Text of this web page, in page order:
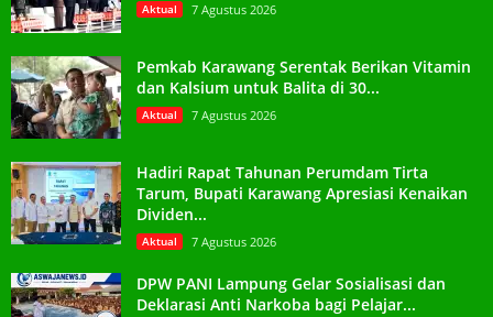
Aktual 7 Agustus 2026
Pemkab Karawang Serentak Berikan Vitamin
dan Kalsium untuk Balita di 30...
Aktual 7 Agustus 2026
Hadiri Rapat Tahunan Perumdam Tirta
Tarum, Bupati Karawang Apresiasi Kenaikan
Dividen...
Aktual 7 Agustus 2026
DPW PANI Lampung Gelar Sosialisasi dan
Deklarasi Anti Narkoba bagi Pelajar...